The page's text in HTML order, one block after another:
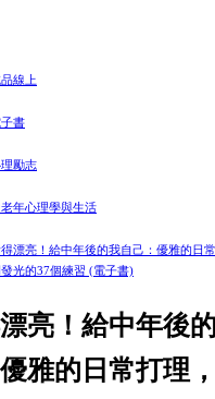
線上
子書
勵志
年心理學與生活
漂亮！給中年後的我自己：優雅的日
光的37個練習 (電子書)
亮！給中年後
雅的日常打理